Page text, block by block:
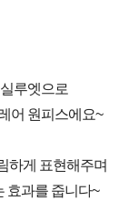
루엣으로
어 원피스에요~
하게 표현해주며
효과를 줍니다~